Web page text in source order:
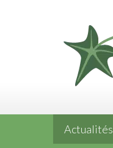
Actualités